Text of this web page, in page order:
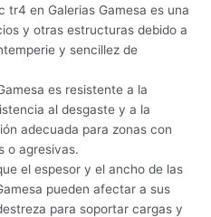
tr4 en Galerias Gamesa es una
y otras estructuras debido a
y sencillez de
es resistente a la
al desgaste y a la
adecuada para zonas con
o agresivas.
el espesor y el ancho de las
pueden afectar a sus
para soportar cargas y